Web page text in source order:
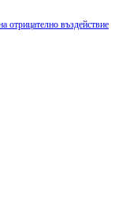
отрицателно въздействие